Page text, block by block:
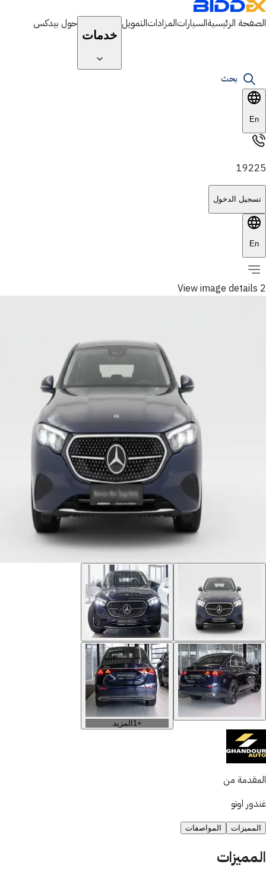
الصفحة الرئيسيةالسياراتالمزاداتالتمويل
خدمات
حول بيدكس
بحث
En
19225
تسجيل الدخول
En
View image details 2
+
1 المزيد
المقدمة من
غندور اوتو
المميزات المواصفات
المميزات